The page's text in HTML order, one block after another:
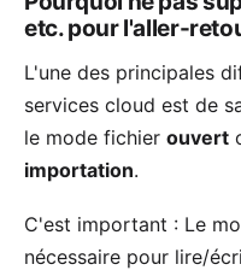
etc. pour l'aller-
L'une des principales
services cloud est de
le mode fichier ouvert
importation.
C'est important : Le
nécessaire pour lire/